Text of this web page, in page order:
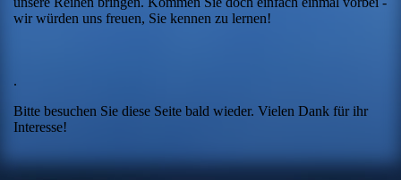
wir würden uns freuen, Sie kennen zu lernen!
.
Bitte besuchen Sie diese Seite bald wieder. Vielen Dank für ihr
Interesse!